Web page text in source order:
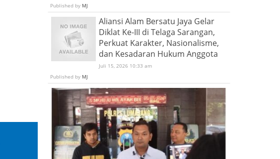
Published by MJ
Aliansi Alam Bersatu Jaya Gelar
Diklat Ke-III di Telaga Sarangan,
Perkuat Karakter, Nasionalisme,
dan Kesadaran Hukum Anggota
Juli 15, 2026 10:33 am
Published by MJ